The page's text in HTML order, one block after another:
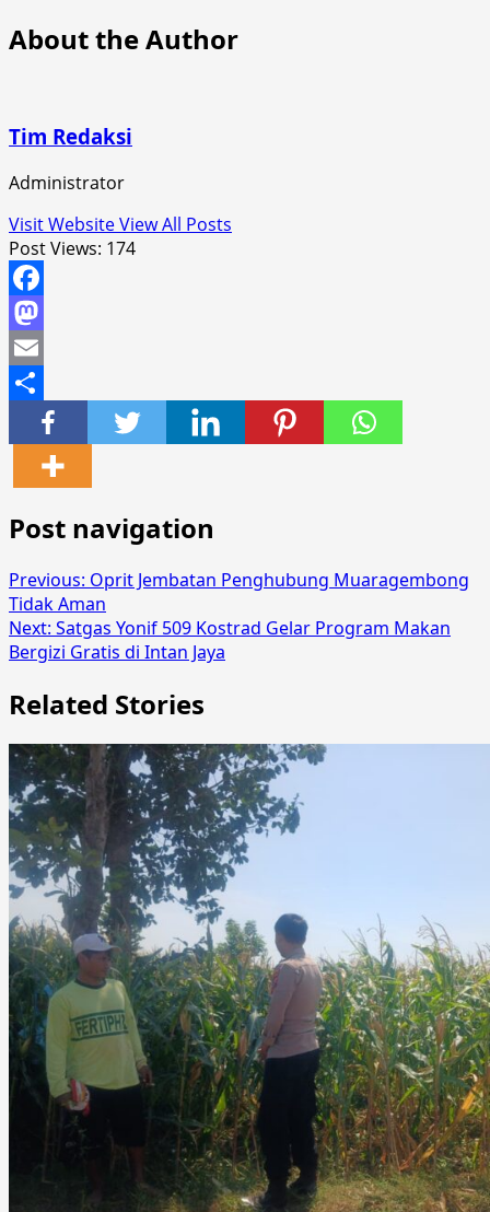
About the Author
Tim Redaksi
Administrator
Visit WebsiteView All Posts
Post Views: 174
Facebook
Mastodon
Email
Share
Post navigation
Previous: Oprit Jembatan Penghubung Muaragembong
Tidak Aman
Next: Satgas Yonif 509 Kostrad Gelar Program Makan
Bergizi Gratis di Intan Jaya
Related Stories